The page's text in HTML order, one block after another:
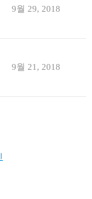
9월 29, 2018
9월 21, 2018